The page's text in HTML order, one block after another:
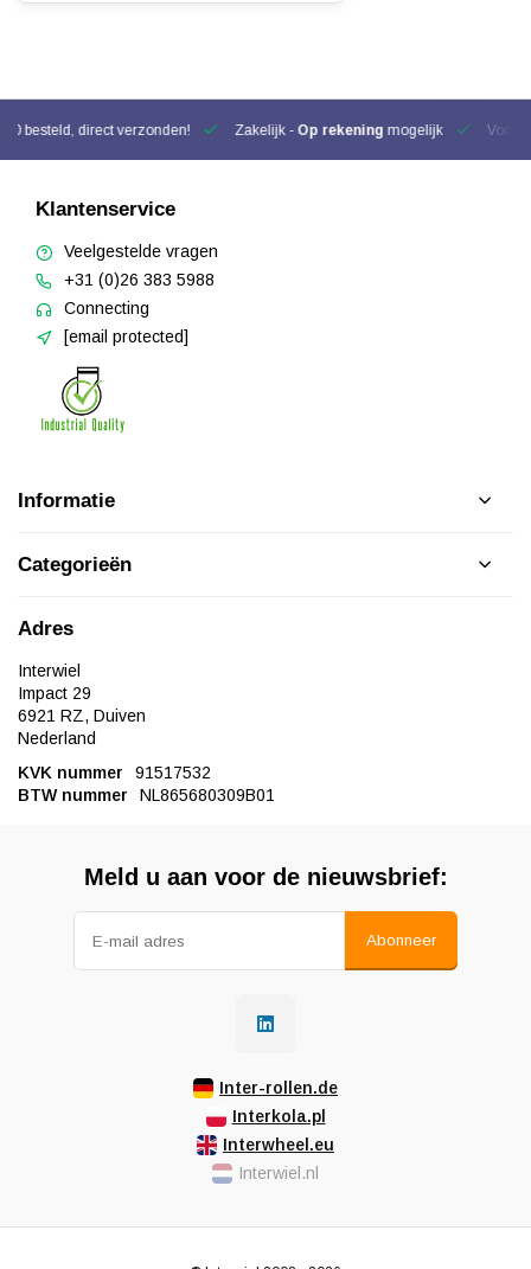
besteld, direct verzonden! Zakelijk - Op rekening mogelijk Voor
Klantenservice
Veelgestelde vragen
+31 (0)26 383 5988
Connecting
[email protected]
Informatie
Categorieën
Adres
Interwiel
Impact 29
6921 RZ, Duiven
Nederland
KVK nummer
91517532
BTW nummer
NL865680309B01
Meld u aan voor de nieuwsbrief:
Abonneer
Inter-rollen.de
Interkola.pl
Interwheel.eu
Interwiel.nl